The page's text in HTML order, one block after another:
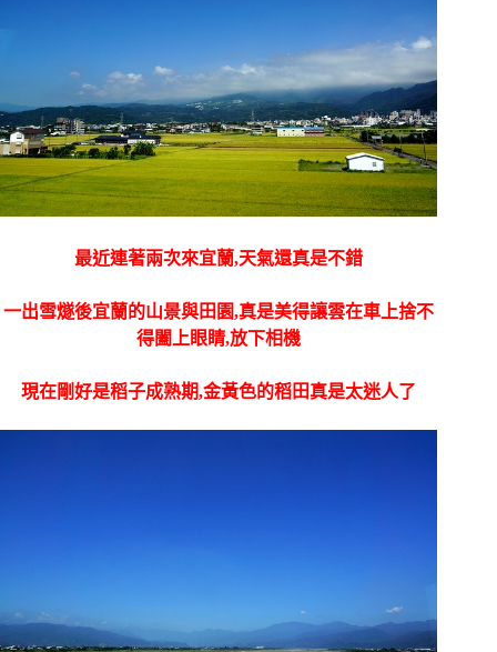
最近連著兩次來宜蘭,天氣還真是不錯
一出雪燧後宜蘭的山景與田園,真是美得讓雲在車上捨不
得闔上眼睛,放下相機
現在剛好是稻子成熟期,金黃色的稻田真是太迷人了